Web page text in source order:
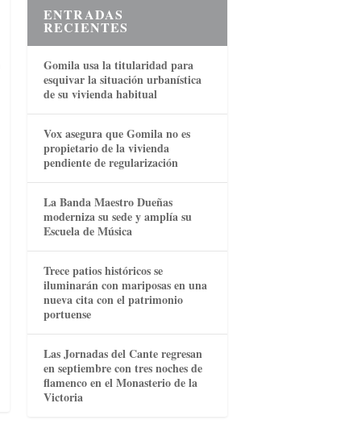
ENTRADAS
RECIENTES
Gomila usa la titularidad para
esquivar la situación urbanística
de su vivienda habitual
Vox asegura que Gomila no es
propietario de la vivienda
pendiente de regularización
La Banda Maestro Dueñas
moderniza su sede y amplía su
Escuela de Música
Trece patios históricos se
iluminarán con mariposas en una
nueva cita con el patrimonio
portuense
Las Jornadas del Cante regresan
en septiembre con tres noches de
flamenco en el Monasterio de la
Victoria